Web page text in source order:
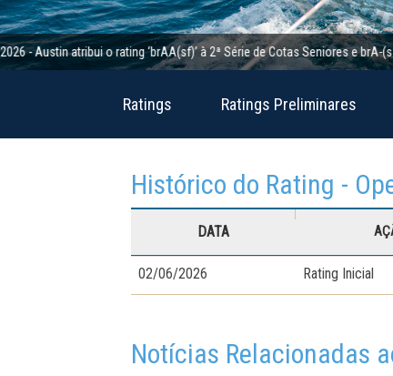
atribui o rating ‘brAA(sf)’ à 2ª Série de Cotas Seniores e brA-(sf)’ à 2ª
Ratings Ratings Preliminares
Histórico do Rating -
DATA
02/06/2026 Rating Inicial
Notícias Relacionadas